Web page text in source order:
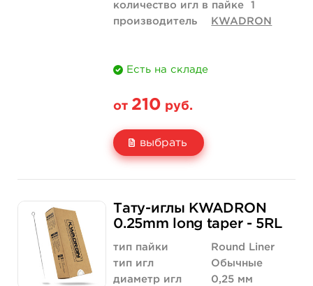
количество игл в пайке
1
производитель
KWADRON
Есть на складе
от 210 руб.
выбрать
Цена
Количество
210 руб.
купить
420 руб.
купить
Тату-иглы KWADRON
0.25mm long taper - 5RL
тип пайки
Round Liner
тип игл
Обычные
диаметр игл
0,25 мм